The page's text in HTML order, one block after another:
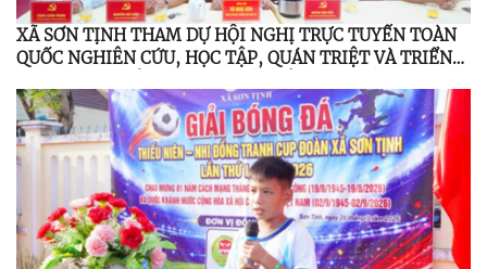
XÃ SƠN TỊNH THAM DỰ HỘI NGHỊ TRỰC TUYẾN TOÀN
QUỐC NGHIÊN CỨU, HỌC TẬP, QUÁN TRIỆT VÀ TRIỂN
BAN CHẤP HÀNH TRUNG ƯƠNG ĐẢNG KHÓA XIV